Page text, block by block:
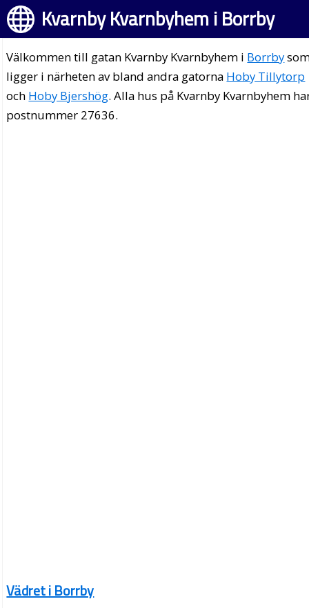
Kvarnby Kvarnbyhem i Borrby
Välkommen till gatan Kvarnby Kvarnbyhem i Borrby
ligger i närheten av bland andra gatorna Hoby Tillytorp
och Hoby Bjershög. Alla hus på Kvarnby Kvarnbyhem
postnummer 27636.
Vädret i Borrby